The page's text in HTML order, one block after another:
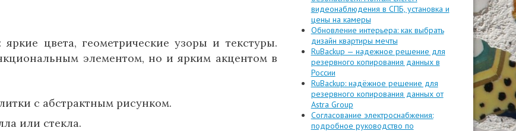
цвета, геометрические узоры и текстуры.
элементом, но и ярким акцентом в
с абстрактным рисунком.
или стекла.
видеонаблюдения в СПБ, установка и
цены на камеры
Обновление интерьера: как выбрать
дизайн квартиры мечты
RuBackup — надежное решение для
резервного копирования данных в
России
RuBackup: надёжное решение для
резервного копирования данных от
Astra Group
Согласование электроснабжения:
подробное руководство по